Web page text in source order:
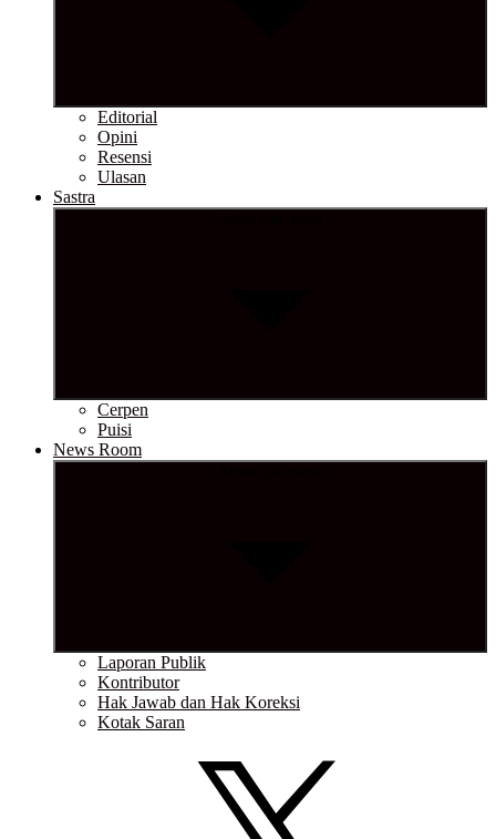
Editorial
Opini
Resensi
Ulasan
Sastra
Cerpen
Puisi
News Room
Laporan Publik
Kontributor
Hak Jawab dan Hak Koreksi
Kotak Saran